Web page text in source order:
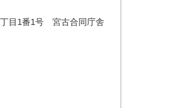
目1番1号 宮古合同庁舎